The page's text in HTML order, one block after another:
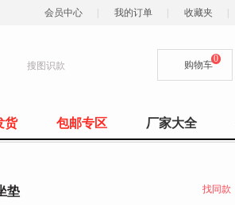
会员中心 我的订单 收藏夹
搜图识款 购物车
0
货 包邮专区 厂家大全
垫 找同款